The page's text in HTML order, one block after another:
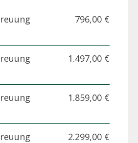
796,00 €
1.497,00 €
1.859,00 €
2.299,00 €